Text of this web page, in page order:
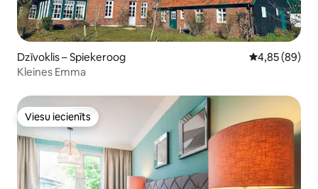
Dzīvoklis – Spiekeroog Vidējais
4,85 (89)
Kleines Emma
Viesu iecienīts
Viesu iecienīts